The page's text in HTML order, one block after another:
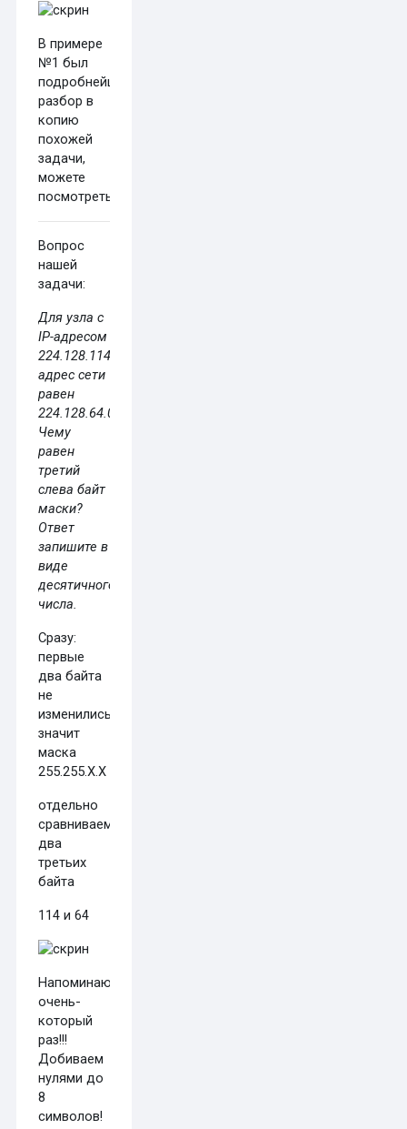
В примере
№1 был
подробнейший
разбор в
копию
похожей
задачи,
можете
посмотреть
Вопрос
нашей
задачи:
Для узла с
IP-⁠адресом
224.128.114.142
адрес сети
равен
224.128.64.0.
Чему
равен
третий
слева байт
маски?
Ответ
запишите в
виде
десятичного
числа.
Сразу:
первые
два байта
не
изменились,
значит
маска
255.255.X.X
отдельно
сравниваем
два
третьих
байта
114 и 64
Напоминаю
очень-
который
раз!!!
Добиваем
нулями до
8
символов!